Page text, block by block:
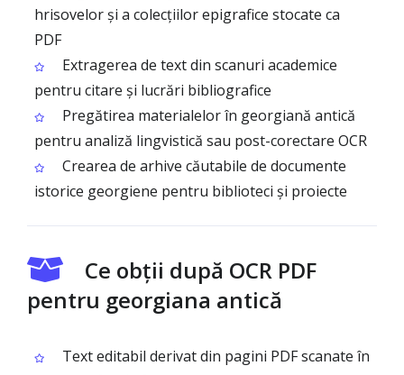
hrisovelor și a colecțiilor epigrafice stocate ca
PDF
Extragerea de text din scanuri academice
pentru citare și lucrări bibliografice
Pregătirea materialelor în georgiană antică
pentru analiză lingvistică sau post-corectare OCR
Crearea de arhive căutabile de documente
istorice georgiene pentru biblioteci și proiecte
Ce obții după OCR PDF
pentru georgiana antică
Text editabil derivat din pagini PDF scanate în